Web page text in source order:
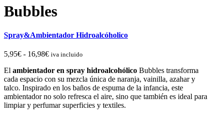
Bubbles
Spray&Ambientador Hidroalcóholico
5,95€ - 16,98€Rango
precios:
desde
5,95€
hasta
16,98€
iva incluido
El ambientador en spray hidroalcohólico Bubbles transforma
cada espacio con su mezcla única de naranja, vainilla, azahar y
talco. Inspirado en los baños de espuma de la infancia, este
ambientador no solo refresca el aire, sino que también es ideal para
limpiar y perfumar superficies y textiles.